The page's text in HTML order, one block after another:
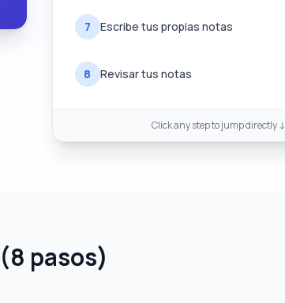
7 Escribe tus propias notas
8 Revisar tus notas
Click any step to jump directly ↓
(8 pasos)